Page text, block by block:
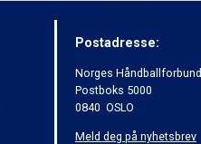
Postadresse:
Norges Håndballforbund
Postboks 5000
0840 OSLO
Meld deg på nyhetsbrev